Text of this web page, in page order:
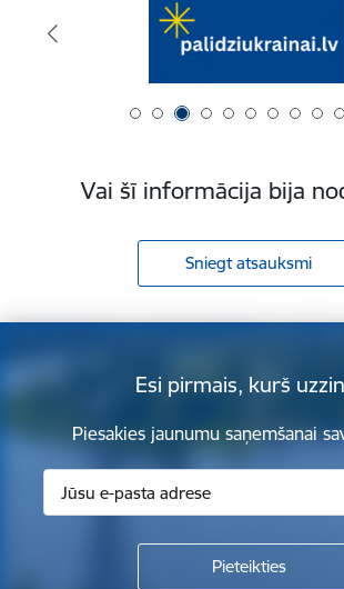
Vai šī informācija bija
Sniegt atsauksmi
Esi pirmais, kurš
Piesakies jaunumu saņemšanai